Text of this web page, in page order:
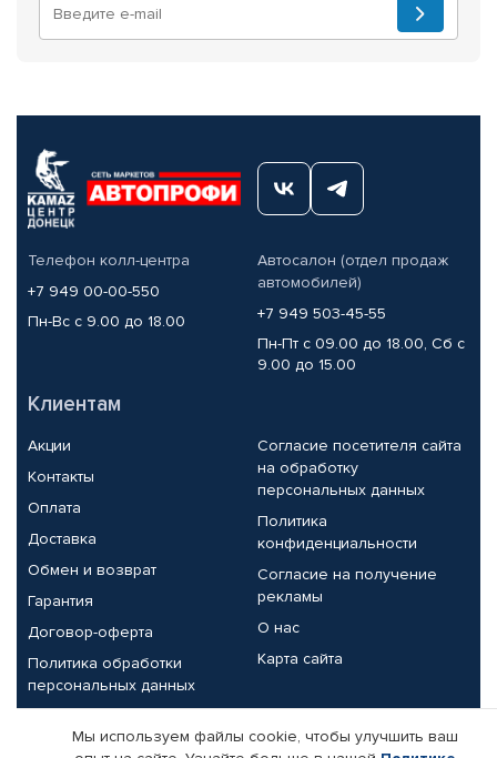
Телефон колл-центра
+7 949 00-00-550
Пн-Вс с 9.00 до 18.00
Автосалон (отдел продаж
автомобилей)
+7 949 503-45-55
Пн-Пт с 09.00 до 18.00, Сб с
9.00 до 15.00
Клиентам
Акции
Контакты
Оплата
Доставка
Обмен и возврат
Гарантия
Договор-оферта
Политика обработки
персональных данных
Согласие посетителя сайта
на обработку
персональных данных
Политика
конфиденциальности
Согласие на получение
рекламы
О нас
Карта сайта
Партнерам
Мы используем файлы cookie, чтобы улучшить ваш